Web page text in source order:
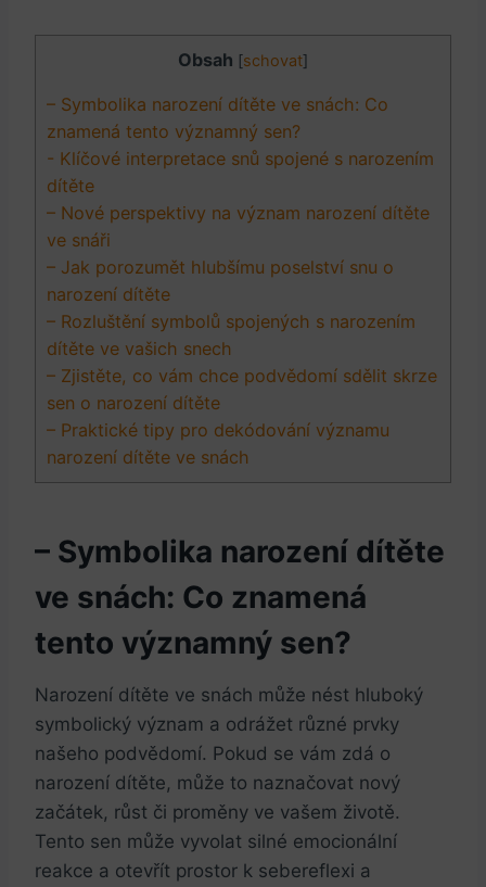
Obsah [schovat]
– Symbolika narození dítěte ve ‌snách: Co
znamená tento ‌významný ⁢sen?
-​ Klíčové ⁣interpretace ⁣snů spojené s⁢ narozením
dítěte
– Nové perspektivy na význam narození dítěte
ve snáři
– Jak porozumět hlubšímu poselství snu o
narození dítěte
– Rozluštění symbolů ​spojených s narozením
dítěte ve vašich snech
– Zjistěte, co vám chce⁤ podvědomí sdělit​ skrze
sen o narození dítěte
– Praktické tipy pro dekódování významu
narození dítěte ⁢ve snách
– Symbolika narození dítěte
ve ‌snách: Co znamená
tento ‌významný ⁢sen?
Narození dítěte ve‌ snách může nést hluboký
⁢symbolický význam ‍a odrážet různé⁣ prvky
našeho podvědomí. Pokud​ se vám zdá o
narození dítěte, může to naznačovat‌ nový
začátek, růst či‌ proměny ve vašem životě.
Tento sen může vyvolat silné emocionální
reakce a ‍otevřít prostor ⁤k sebereflexi a